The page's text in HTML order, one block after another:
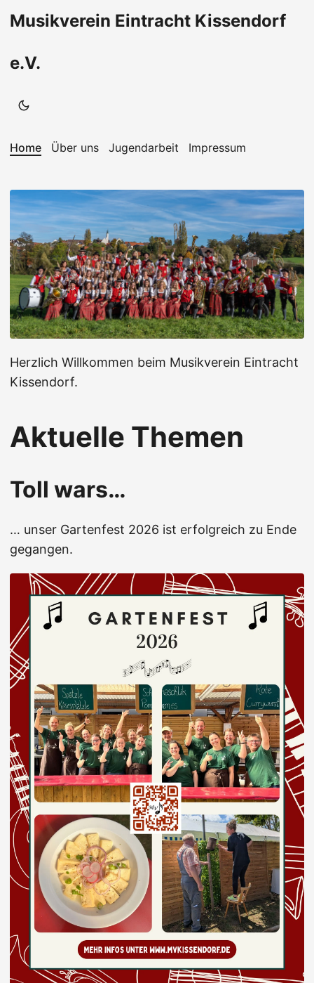
Musikverein Eintracht Kissendorf
e.V.
Home Über uns Jugendarbeit Impressum
Herzlich Willkommen beim Musikverein Eintracht
Kissendorf.
Aktuelle Themen
Toll wars…
… unser Gartenfest 2026 ist erfolgreich zu Ende
gegangen.